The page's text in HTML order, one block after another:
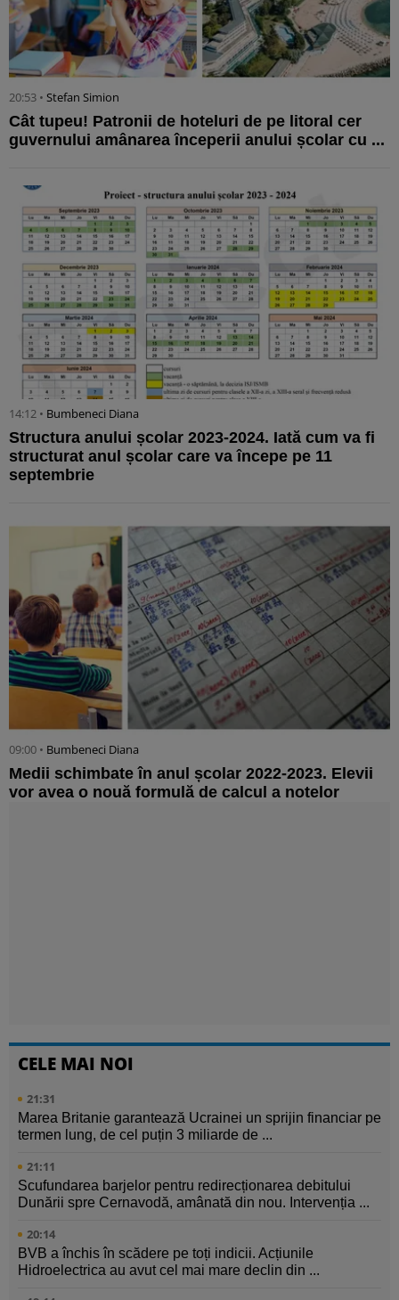
20:53 • Stefan Simion
Cât tupeu! Patronii de hoteluri de pe litoral cer
guvernului amânarea începerii anului școlar cu ...
14:12 • Bumbeneci Diana
Structura anului școlar 2023-2024. Iată cum va fi
structurat anul școlar care va începe pe 11
septembrie
09:00 • Bumbeneci Diana
Medii schimbate în anul școlar 2022-2023. Elevii
vor avea o nouă formulă de calcul a notelor
CELE MAI NOI
21:31
Marea Britanie garantează Ucrainei un sprijin financiar pe
termen lung, de cel puțin 3 miliarde de ...
21:11
Scufundarea barjelor pentru redirecționarea debitului
Dunării spre Cernavodă, amânată din nou. Intervenția ...
20:14
BVB a închis în scădere pe toți indicii. Acțiunile
Hidroelectrica au avut cel mai mare declin din ...